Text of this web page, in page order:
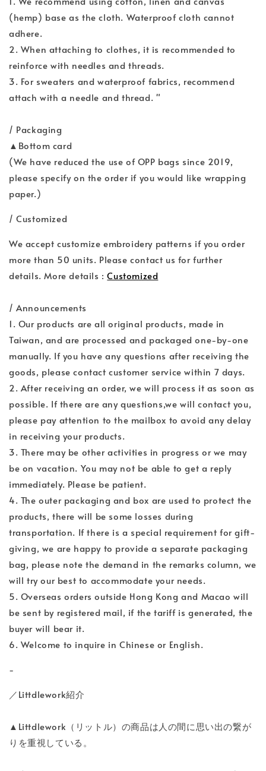
(hemp) base as the cloth. Waterproof cloth cannot
adhere.
2. When attaching to clothes, it is recommended to
reinforce with needles and threads.
3. For sweaters and waterproof fabrics, recommend
attach with a needle and thread. "
/ Packaging
▲Bottom card
(We have reduced the use of OPP bags since 2019,
please specify on the order if you would like wrapping
paper.)
/ Customized
We accept customize embroidery patterns if you order
more than 50 units. Please contact us for further
details. More details :Customized
/ Announcements
1. Our products are all original products, made in
Taiwan, and are processed and packaged one-by-one
manually. If you have any questions after receiving the
goods, please contact customer service within 7 days.
2. After receiving an order, we will process it as soon as
possible. If there are any questions,we will contact you,
please pay attention to the mailbox to avoid any delay
in receiving your products.
3. There may be other activities in progress or we may
be on vacation. You may not be able to get a reply
immediately. Please be patient.
4. The outer packaging and box are used to protect the
products, there will be some losses during
transportation. If there is a special requirement for gift-
giving, we are happy to provide a separate packaging
bag, please note the demand in the remarks column, we
will try our best to accommodate your needs.
5. Overseas orders outside Hong Kong and Macao will
be sent by registered mail, if the tariff is generated, the
buyer will bear it.
6. Welcome to inquire in Chinese or English.
-
／Littdlework紹介
▲Littdlework（リットル）の商品は人の間に思い出の繋が
りを重視している。